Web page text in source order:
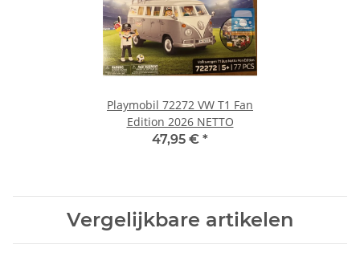
Playmobil 72272 VW T1 Fan
Edition 2026 NETTO
47,95 € *
Vergelijkbare artikelen